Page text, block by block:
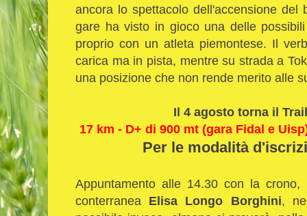
ancora lo spettacolo dell'accensione
gare ha visto in gioco una delle
proprio con un atleta piemontese. Il
carica ma in pista, mentre su strada a
una posizione che non rende merito alle
Il 4 agosto torna il
17 km - D+ di 900 mt (gara Fidal e
Per le modalità
Appuntamento alle 14.30 con la
conterranea Elisa Longo Borghini,